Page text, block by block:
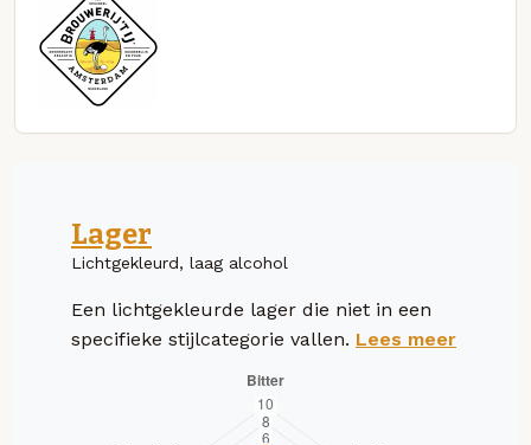
Lager
Lichtgekleurd, laag alcohol
Een lichtgekleurde lager die niet in een
specifieke stijlcategorie vallen. Lees meer